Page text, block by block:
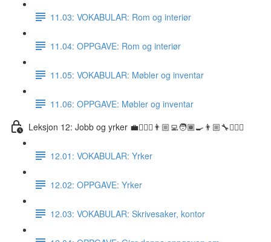
11.03: VOKABULAR: Rom og interiør
11.04: OPPGAVE: Rom og interiør
11.05: VOKABULAR: Møbler og inventar
11.06: OPPGAVE: Møbler og inventar
Leksjon 12: Jobb og yrker 💼👷🏼‍♀️👨🏼‍💻🧑🏾‍🍳👨🏼‍🔧👩🏽‍⚕️
12.01: VOKABULAR: Yrker
12.02: OPPGAVE: Yrker
12.03: VOKABULAR: Skrivesaker, kontor